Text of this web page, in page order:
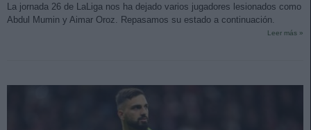
La jornada 26 de LaLiga nos ha dejado varios jugadores lesionados como
Abdul Mumin y Aimar Oroz. Repasamos su estado a continuación.
Leer más »